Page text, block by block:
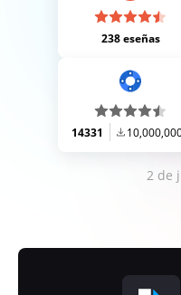
238 eseñas
14331
2 de